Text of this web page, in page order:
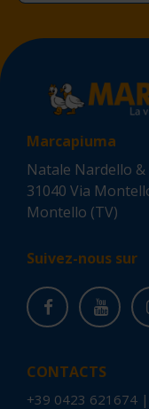
Marcapiuma
Natale Nardello &
31040 Via
Montello (TV)
Suivez-nous sur
CONTACTS
+39 0423 621674 |